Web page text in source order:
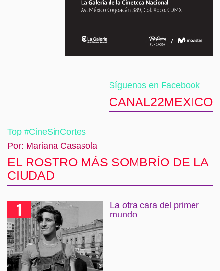
Síguenos en Facebook
CANAL22MEXICO
Top #CineSinCortes
Por: Mariana Casasola
EL ROSTRO MÁS SOMBRÍO DE LA
CIUDAD
La otra cara del primer
mundo